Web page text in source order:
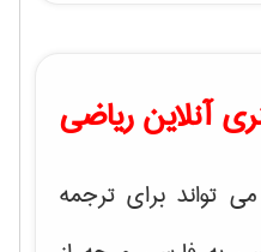
آنلاین ریاضی
تواند برای ترجمه